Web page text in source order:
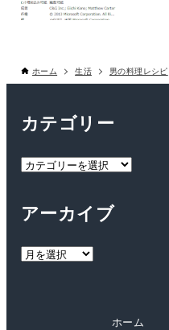
ホーム 生活 男の料理レシピ
カテゴリー
カ
リ
アーカイブ
ア
ホーム